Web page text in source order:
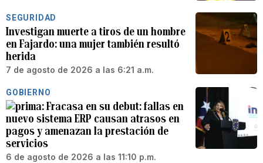
SEGURIDAD
Investigan muerte a tiros de un hombre
en Fajardo: una mujer también resultó
herida
7 de agosto de 2026 a las 6:21 a.m.
GOBIERNO
Fracasa en su debut: fallas en
nuevo sistema ERP causan atrasos en
pagos y amenazan la prestación de
servicios
6 de agosto de 2026 a las 11:10 p.m.